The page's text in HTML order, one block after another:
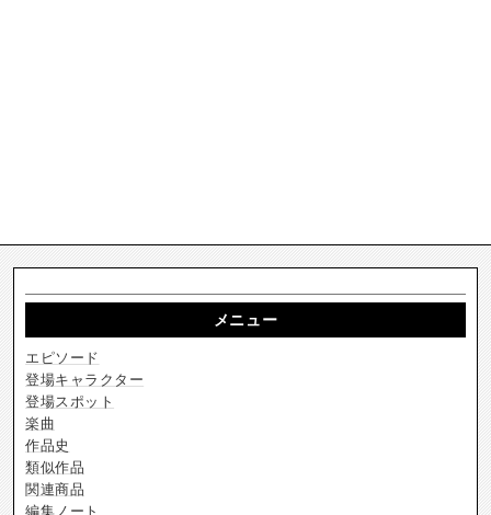
メニュー
エピソード
登場キャラクター
登場スポット
楽曲
作品史
類似作品
関連商品
編集ノート